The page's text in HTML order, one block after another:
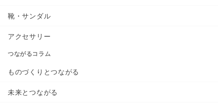
靴・サンダル
アクセサリー
つながるコラム
ものづくりとつながる
未来とつながる